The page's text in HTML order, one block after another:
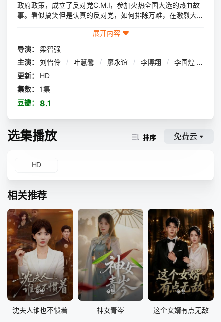
政府政策，成立了反对党C.M.I，参加火热全国大选的热血故
事。看似搞笑但是认真的反对党，如何排除万难，在激烈大选
展开内容
导演：
梁智强
主演：
刘怡伶 / 叶慧馨 / 廖永谊 / 李博翔 / 李国煌
更新：
HD
集数：
1集
豆瓣：
8.1
选集播放 排序 免费云
HD
相关推荐
全集
沈夫人谁也不惯着
全集
神女青岑
全集
这个女婿有点无敌